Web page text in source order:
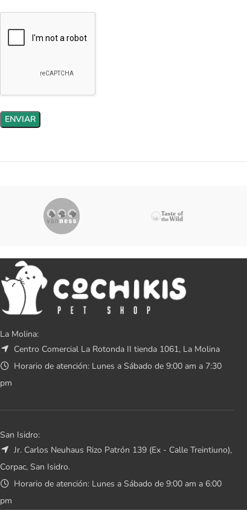
La Molina:
Centro Comercial La Rotonda II tienda 1061, La Molina
Horario de atención: Lunes a Sábado de 9:00 am a 7:30
pm
San Isidro:
Jr. Carlos Neuhaus Rizo Patrón 139 (Ex - Calle Treintiuno),
Corpac, San Isidro.
Horario de atención: Lunes a Sábado de 9:00 am a 6:00
pm